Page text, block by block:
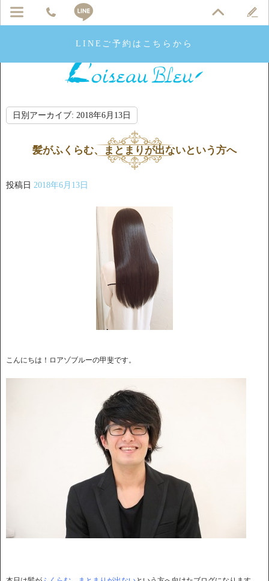
LINEご予約はこちらから
日別アーカイブ: 2018年6月13日
髪がふくらむ、まとまりが出ないという方へ
投稿日 2018年6月13日
こんにちは！ロアゾブルーの甲斐です。